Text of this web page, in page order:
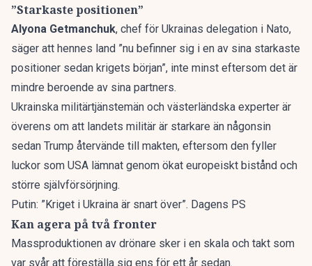
”Starkaste positionen”
Alyona Getmanchuk, chef för Ukrainas delegation i Nato,
säger att hennes land ”nu befinner sig i en av sina starkaste
positioner sedan krigets början”, inte minst eftersom det är
mindre beroende av sina partners.
Ukrainska militärtjänstemän och västerländska experter är
överens om att landets militär är starkare än någonsin
sedan Trump återvände till makten, eftersom den fyller
luckor som USA lämnat genom ökat europeiskt bistånd och
större självförsörjning.
Putin: ”Kriget i Ukraina är snart över”. Dagens PS
Kan agera på två fronter
Massproduktionen av drönare sker i en skala och takt som
var svår att föreställa sig ens för ett år sedan.